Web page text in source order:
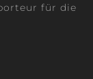
für die